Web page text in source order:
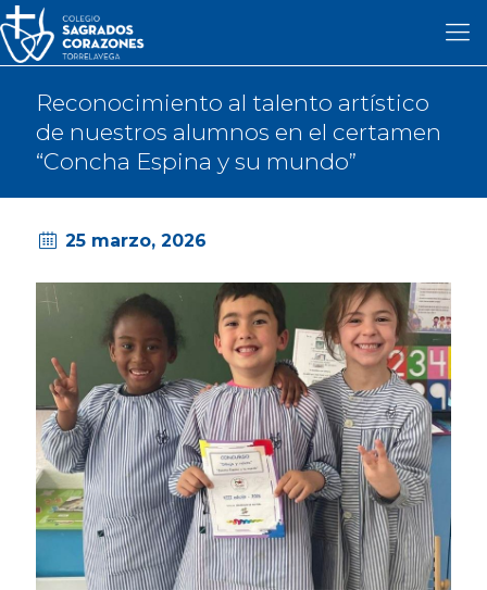
Reconocimiento al talento artístico
de nuestros alumnos en el certamen
“Concha Espina y su mundo”
25 marzo, 2026